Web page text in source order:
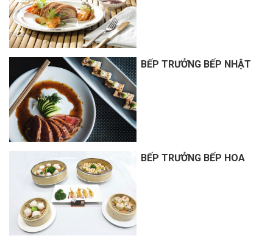
BẾP TRƯỞNG BẾP NHẬT
BẾP TRƯỞNG BẾP HOA